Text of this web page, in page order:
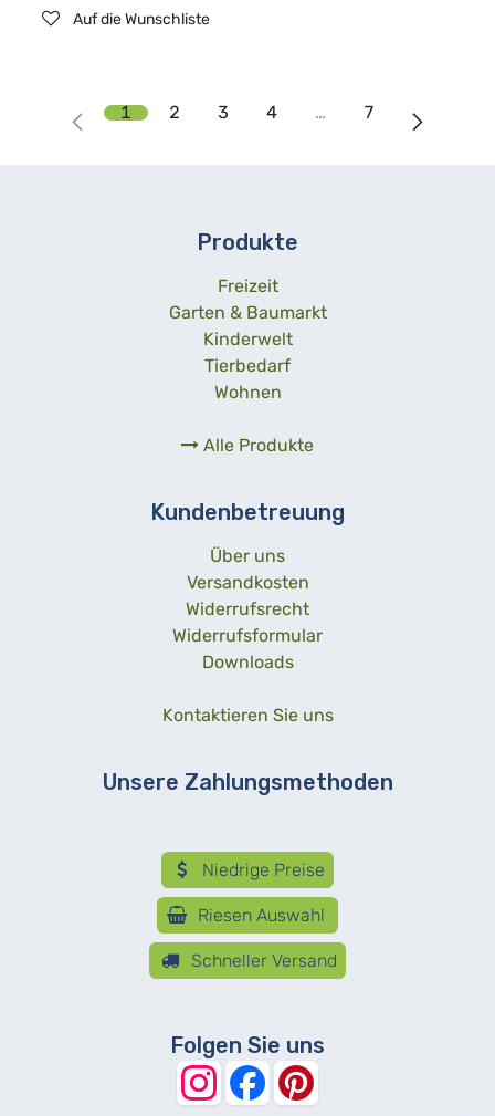
Auf die Wunschliste
1 2 3 4 … 7
Produkte
Freizeit
Garten & Baumarkt
Kinderwelt
Tierbedarf
Wohnen
Alle Produkte
Kundenbetreuung
Über uns
Versandkosten
Widerrufsrecht
Widerrufsformular
Downloads
Kontaktieren Sie uns
Unsere Zahlungsmethoden
Niedrige Preise
Riesen Auswahl
Schneller Versand
Folgen Sie uns